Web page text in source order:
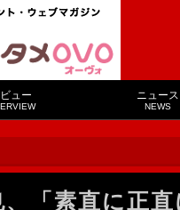
ュー ニュース
NEWS
、「素直に正